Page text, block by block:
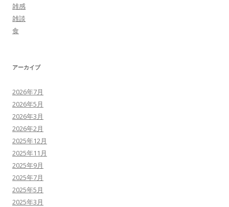
雑感
雑談
食
アーカイブ
2026年7月
2026年5月
2026年3月
2026年2月
2025年12月
2025年11月
2025年9月
2025年7月
2025年5月
2025年3月